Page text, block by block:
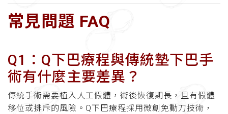
常見問題 FAQ
Q1：Q下巴療程與傳統墊下巴手
術有什麼主要差異？
傳統手術需要植入人工假體，術後恢復期長，且有假體
移位或排斥的風險。Q下巴療程採用微創免動刀技術，